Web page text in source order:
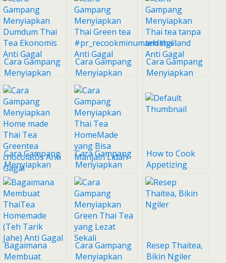
Cara Gampang
Menyiapkan
Dumdum Thai
Tea Ekonomis
Anti Gagal
Cara Gampang
Menyiapkan
Thai Green tea
#pr_recookminumandingi
Anti Gagal
Cara Gampang
Menyiapkan
teh thailand
Anti Gagal
Cara Gampang
Menyiapkan
Home made
Thai Tea
Greentea
chocolatõs Anti
Gagal
Cara Gampang
Menyiapkan
Thai Tea
HomeMade
yang Bisa
Manjain Lidah
How to Cook
Appetizing
Cenil Ndeso
Bagaimana
Membuat
Cara Gampang
Menyiapkan
Resep Thaitea,
Bikin Ngiler